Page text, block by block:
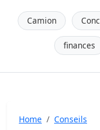
Camion
finances
Home Conseils